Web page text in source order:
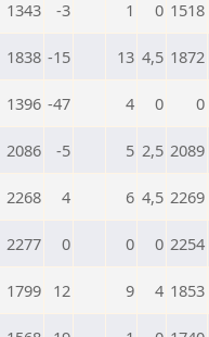
1343 -3 1 0 1518
1838 -15 13 4,5 1872
1396 -47 4 0 0
2086 -5 5 2,5 2089
2268 4 6 4,5 2269
2277 0 0 0 2254
1799 12 9 4 1853